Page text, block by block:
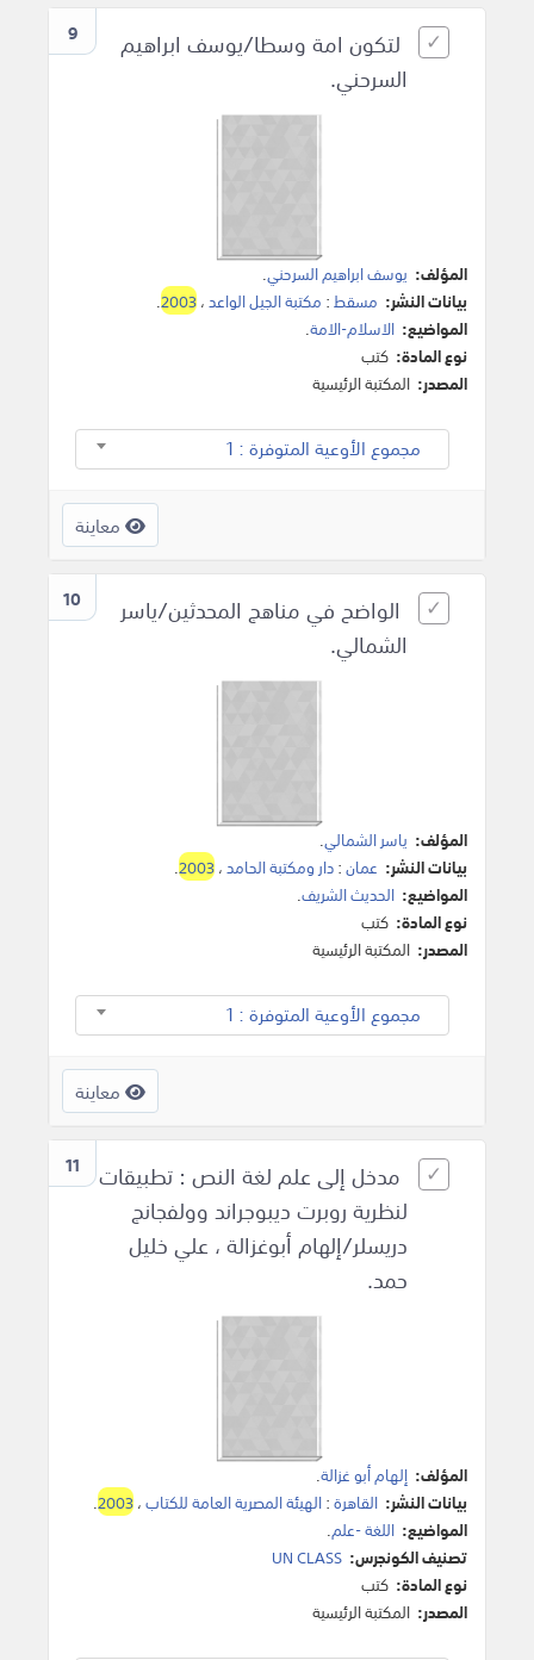
9
لتكون امة وسطا/يوسف ابراهيم
السرحني.
المؤلف: يوسف ابراهيم السرحني.
بيانات النشر: مسقط: مكتبة الجيل الواعد،2003
.
المواضيع: الاسلام-الامة.
نوع المادة: كتب
المصدر: المكتبة الرئيسية
مجموع الأوعية المتوفرة : 1
معاينة
10
الواضح في مناهج المحدثين/ياسر
الشمالي.
المؤلف: ياسر الشمالي.
بيانات النشر: عمان:دار ومكتبة الحامد،2003
.
المواضيع: الحديث الشريف.
نوع المادة: كتب
المصدر: المكتبة الرئيسية
مجموع الأوعية المتوفرة : 1
معاينة
11
مدخل إلى علم لغة النص : تطبيقات
لنظرية روبرت ديبوجراند وولفجانج
دريسلر/إلهام أبوغزالة ، علي خليل
حمد.
المؤلف: إلهام أبو غزالة.
بيانات النشر: القاهرة:الهيئة المصرية العامة للكتاب،2003
.
المواضيع: اللغة -علم.
تصنيف الكونجرس: UN CLASS
نوع المادة: كتب
المصدر: المكتبة الرئيسية